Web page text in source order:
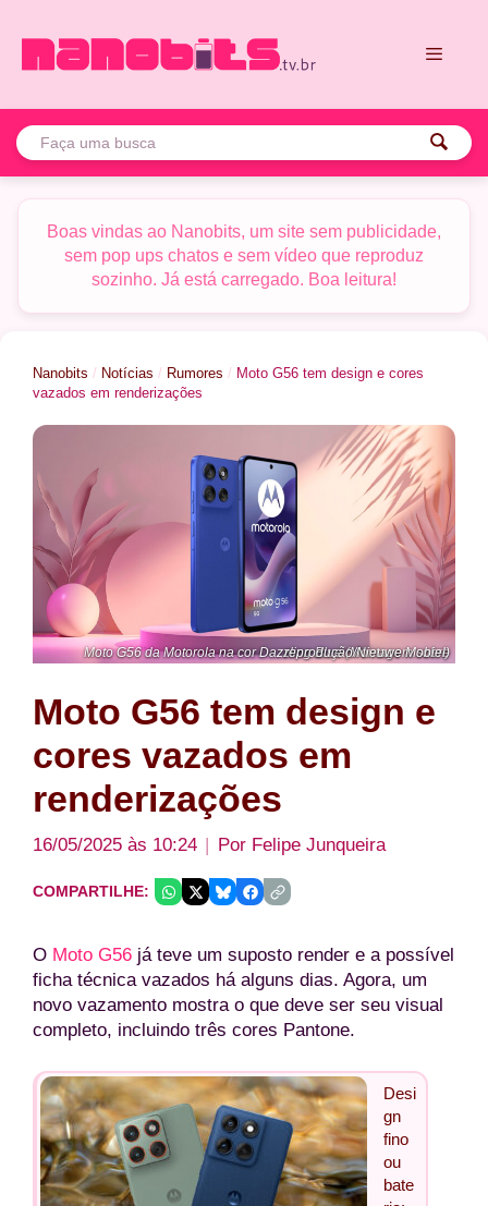
para
Boas vindas ao Nanobits, um site sem publicidade,
sem pop ups chatos e sem vídeo que reproduz
sozinho. Já está carregado. Boa leitura!
Nanobits / Notícias / Rumores / Moto G56 tem design e cores
vazados em renderizações
Moto G56 da Motorola na cor Dazzling Blue (Montagem sobre reprodução/Nieuwe Mobiel)
Moto G56 tem design e
cores vazados em
renderizações
16/05/2025 às 10:24 Por Felipe Junqueira
COMPARTILHE:
O Moto G56 já teve um suposto render e a possível
ficha técnica vazados há alguns dias. Agora, um
novo vazamento mostra o que deve ser seu visual
completo, incluindo três cores Pantone.
Desi
gn
fino
ou
bate